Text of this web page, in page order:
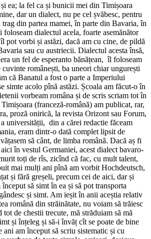
ea; la fel ca și bunicii mei din Timișoara
dar un dialect, nu pe cel șvăbesc, pentru
trag din partea mamei, în parte din Bavaria, în
dialectul acela, foarte asemănător
pot vorbi și astăzi, dacă am cu cine, de pildă
sau cu austriecii. Dialectul acesta însă,
un fel de esperanto bănățean, îl foloseam
românești, ba uneori chiar ungurești
că Banatul a fost o parte a Imperiului
simte acolo pînă astăzi. Școala am făcut-o în
vorbeam româna și de scris scriam tot în
(franceză-română) am publicat, rar,
proză onirică, la revista Orizont sau Forum,
a universității, din a cărei redactie făceam
eram dintr-o dată complet lipsit de
să cânt, de limba română. Dacă aș fi
în vestul Germaniei, acest dialect bavaro-
toți de rîs, zicînd că fac, cu mult talent,
mai mulți ani pînă am vorbit Hochdeutsch,
și fără greșeli, precum cei de aici, dar și
să simt în ea și să pot transporta
și simt. Am ieșit în anii aceștia relativ
română din străinătate, nu voiam să trăiesc
de chestii trecute, mă străduiam să mă
și înțeleg și să-i învăț cît se poate de bine
am început să scriu sistematic și cu